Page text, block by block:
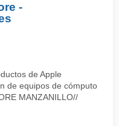
-
de Apple
de equipos de cómputo
MANZANILLO//